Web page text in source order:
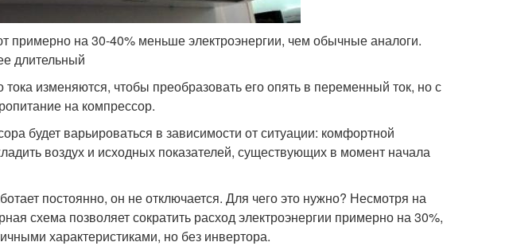
примерно на 30-40% меньше электроэнергии, чем обычные аналоги.
длительный
тока изменяются, чтобы преобразовать его опять в переменный ток, но с
на компрессор.
будет варьироваться в зависимости от ситуации: комфортной
воздух и исходных показателей, существующих в момент начала
постоянно, он не отключается. Для чего это нужно? Несмотря на
схема позволяет сократить расход электроэнергии примерно на 30%,
характеристиками, но без инвертора.